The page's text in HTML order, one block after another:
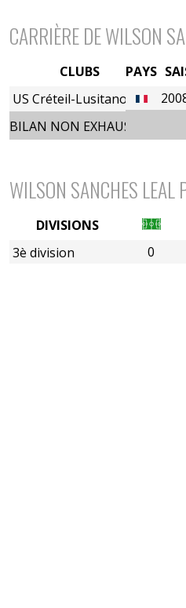
CARRIÈRE DE WILSON
PAYS
CLUBS
US Créteil-Lusitanos
BILAN NON EXHAUSTIF
WILSON SANCHES LEAL
0
DIVISIONS
3è division